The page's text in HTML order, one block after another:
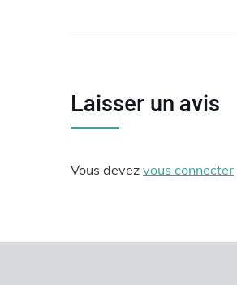
Laisser un avis
Vous devez vous connecter